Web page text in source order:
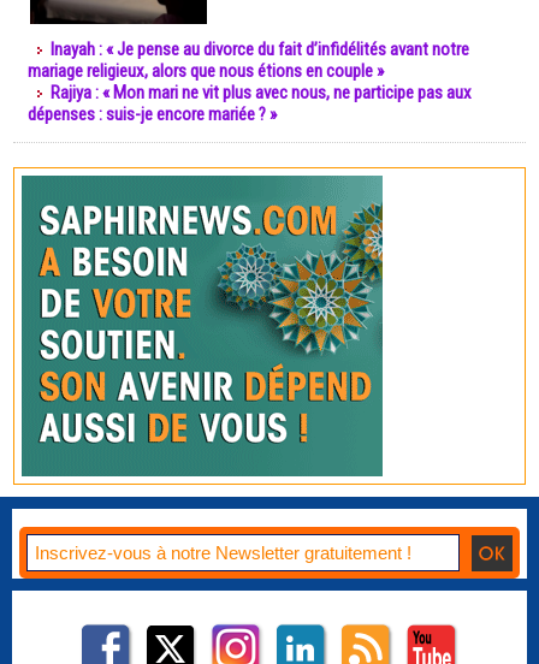
Inayah : « Je pense au divorce du fait d’infidélités avant notre
mariage religieux, alors que nous étions en couple »
Rajiya : « Mon mari ne vit plus avec nous, ne participe pas aux
dépenses : suis-je encore mariée ? »